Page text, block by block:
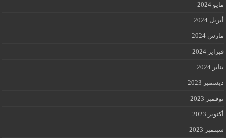
مايو 2024
أبريل 2024
مارس 2024
فبراير 2024
يناير 2024
ديسمبر 2023
نوفمبر 2023
أكتوبر 2023
سبتمبر 2023